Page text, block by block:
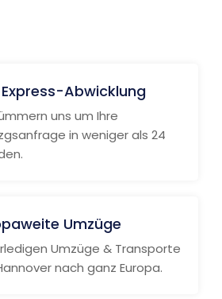
Abwicklung
uns um Ihre
in weniger als 24
Umzüge
Umzüge & Transporte
nach ganz Europa.